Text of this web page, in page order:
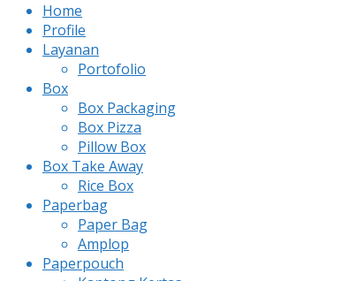
Home
Profile
Layanan
Portofolio
Box
Box Packaging
Box Pizza
Pillow Box
Box Take Away
Rice Box
Paperbag
Paper Bag
Amplop
Paperpouch